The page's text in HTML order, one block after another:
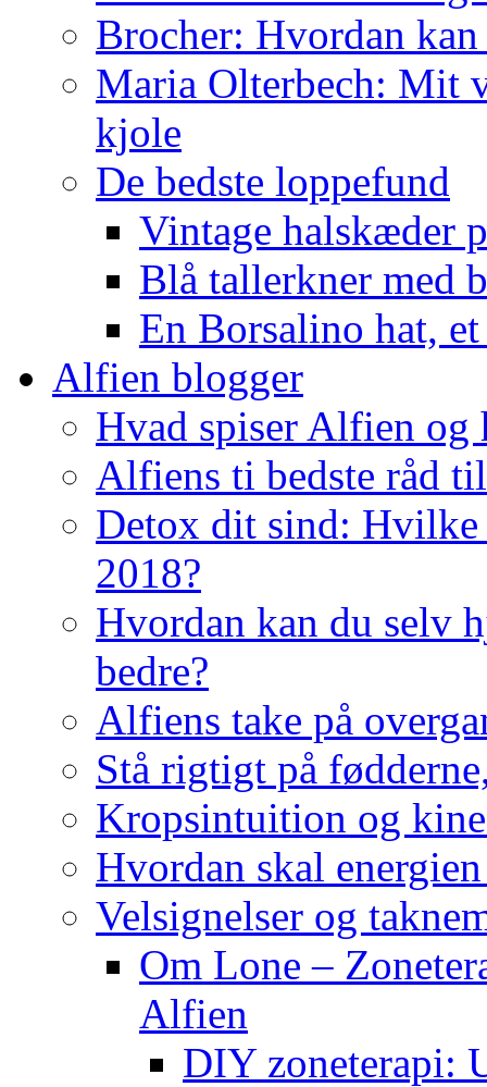
Brocher: Hvordan
Maria Olterbech: Mit
kjole
De bedste loppefund
Vintage halskæder
Blå tallerkner med
En Borsalino hat,
Alfien blogger
Hvad spiser Alfien og
Alfiens ti bedste råd
Detox dit sind:
2018?
Hvordan kan du selv
bedre?
Alfiens take på
Stå rigtigt på
Kropsintuition og
Hvordan skal
Velsignelser og
Om Lone –
Alfien
DIY zoneterapi: